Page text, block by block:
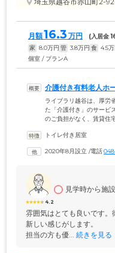
月額16.3 万円 (入居金
家 8.0万円 管 3.8万円 食 4.5
個室 / プランA
介護付き有料老人ホ
賃貸住宅です
ライブラリ越谷は、厚労
た「介護付き」のサービ
のご負担がなく、賃貸住
齢の方々にとって安心の
能訓練まで、介護保険の
トイレ付き居室
2020年8月設立 /電話
4.2
見学時から施
雰囲気はとても良いです
新しい感じがします。
担当の方も優... 続きを見る